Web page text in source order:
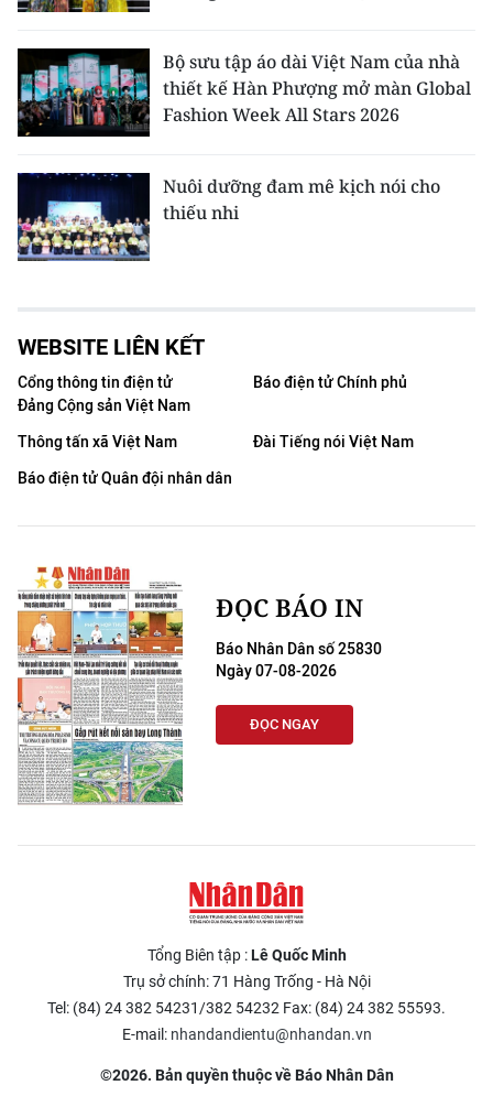
Bộ sưu tập áo dài Việt Nam của nhà
thiết kế Hàn Phượng mở màn Global
Fashion Week All Stars 2026
Nuôi dưỡng đam mê kịch nói cho
thiếu nhi
WEBSITE LIÊN KẾT
Cổng thông tin điện tử
Đảng Cộng sản Việt Nam
Báo điện tử Chính phủ
Thông tấn xã Việt Nam
Đài Tiếng nói Việt Nam
Báo điện tử Quân đội nhân dân
ĐỌC BÁO IN
Báo Nhân Dân số 25830
Ngày 07-08-2026
ĐỌC NGAY
Tổng Biên tập :Lê Quốc Minh
Trụ sở chính: 71 Hàng Trống - Hà Nội
Tel: (84) 24 382 54231/382 54232 Fax: (84) 24 382 55593.
E-mail: nhandandientu@nhandan.vn
©2026. Bản quyền thuộc về Báo Nhân Dân